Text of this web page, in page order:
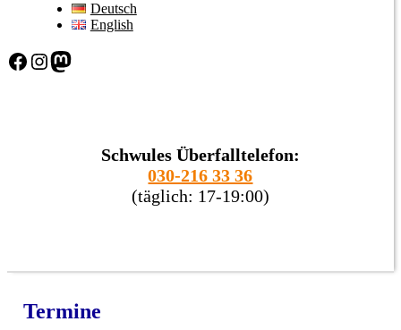
Deutsch
English
Facebook Instagram Mastodon
Schwules Überfalltelefon:
030-216 33 36
(täglich: 17-19:00)
Termine